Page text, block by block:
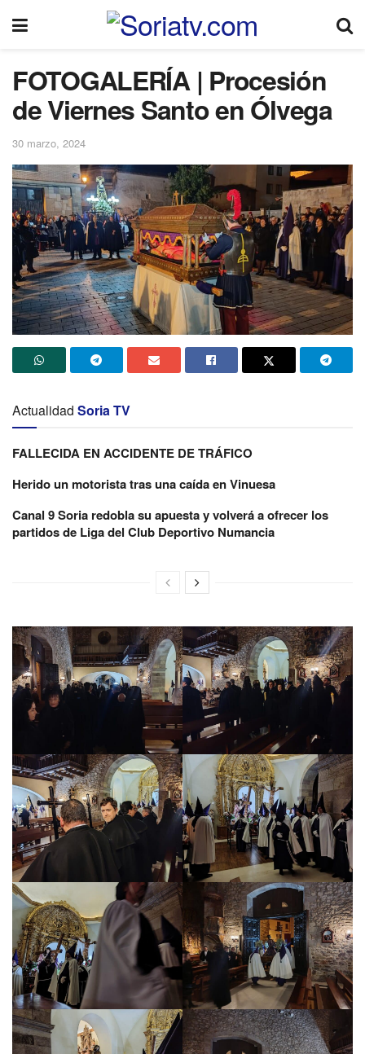
FOTOGALERÍA | Procesión
de Viernes Santo en Ólvega
30 marzo, 2024
Actualidad Soria TV
FALLECIDA EN ACCIDENTE DE TRÁFICO
Herido un motorista tras una caída en Vinuesa
Canal 9 Soria redobla su apuesta y volverá a ofrecer los
partidos de Liga del Club Deportivo Numancia